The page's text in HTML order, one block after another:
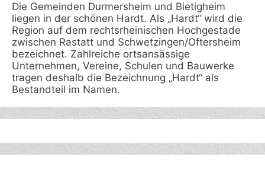
Die Gemeinden Durmersheim und Bietigheim
liegen in der schönen Hardt. Als „Hardt“ wird die
Region auf dem rechtsrheinischen Hochgestade
zwischen Rastatt und Schwetzingen/Oftersheim
bezeichnet. Zahlreiche ortsansässige
Unternehmen, Vereine, Schulen und Bauwerke
tragen deshalb die Bezeichnung „Hardt“ als
Bestandteil im Namen.